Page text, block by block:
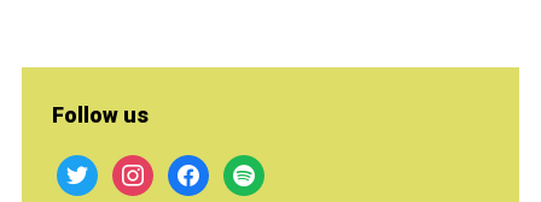
Follow us
twitter instagramfacebook
spotify